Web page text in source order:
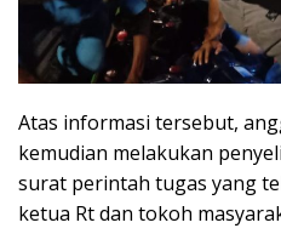
Atas informasi tersebut,
kemudian melakukan
surat perintah tugas yang
ketua Rt dan tokoh